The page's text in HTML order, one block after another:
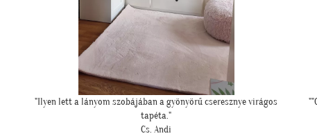
""Gyönyörűek a tapéták. A szakember is boldog volt, mivel tényleg
könnyű volt feltenni, magas minőségüknek köszönhetően!""
L. P. Katalin